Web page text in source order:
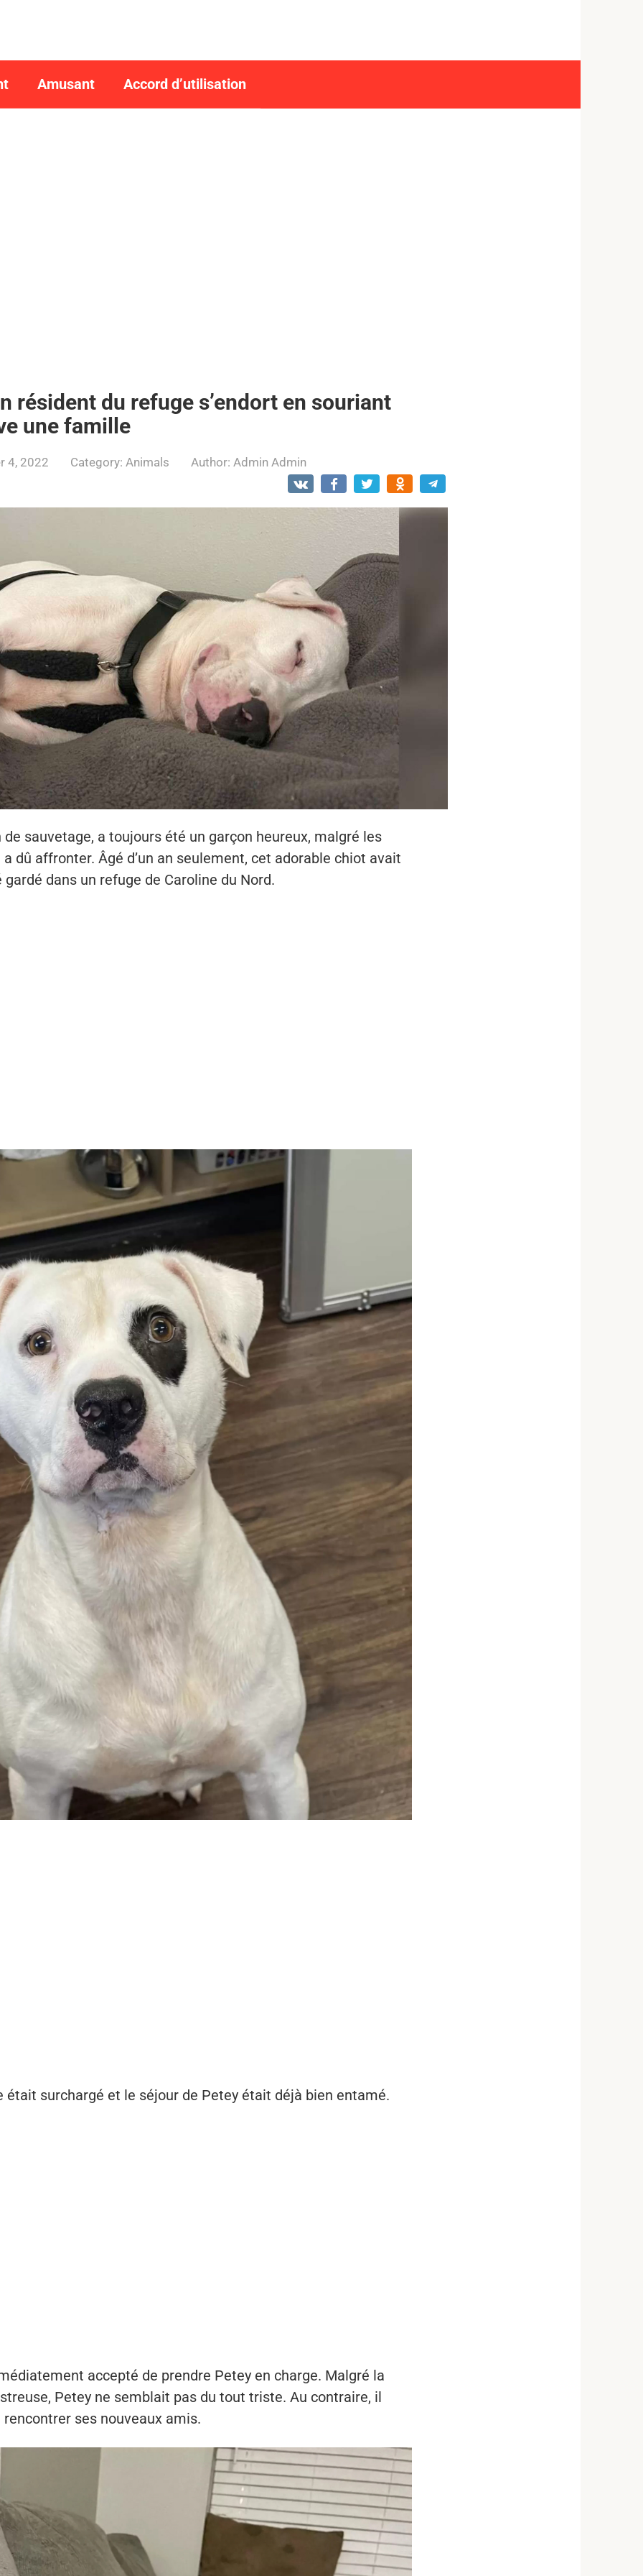
Amusant Accord d’utilisation
résident du refuge s’endort en souriant
une famille
4, 2022 Category: Animals Author: Admin Admin
de sauvetage, a toujours été un garçon heureux, malgré les
a dû affronter. Âgé d’un an seulement, cet adorable chiot avait
dans un refuge de Caroline du Nord.
était surchargé et le séjour de Petey était déjà bien entamé.
accepté de prendre Petey en charge. Malgré la
Petey ne semblait pas du tout triste. Au contraire, il
ses nouveaux amis.